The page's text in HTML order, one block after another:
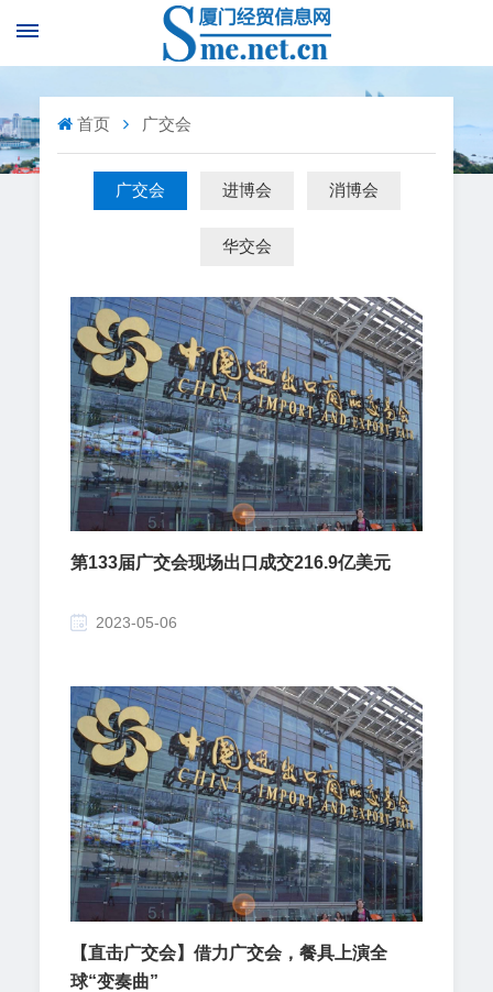
首页 广交会
广交会 进博会 消博会
华交会
第133届广交会现场出口成交216.9亿美元
2023-05-06
【直击广交会】借力广交会，餐具上演全
球“变奏曲”